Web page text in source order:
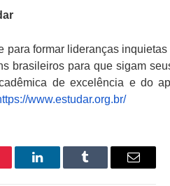
para formar lideranças
brasileiros para que sigam
de excelência e do
www.estudar.org.br/
LinkedInTumblr Email